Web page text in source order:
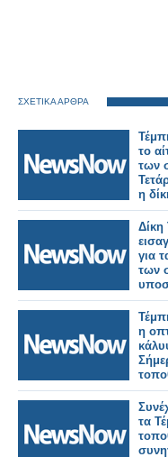
ΣΧΕΤΙΚΑ ΑΡΘΡΑ
το
των
η
Δίκη
για
των
η
τα